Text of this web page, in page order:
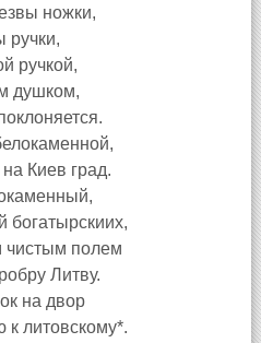
ножки,
ручки,
ручкой,
душком,
Киев град.
богатырскиих,
чистым полем
Литву.
на двор
к литовскому*.